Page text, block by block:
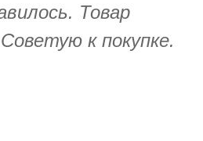
Товар
к покупке.